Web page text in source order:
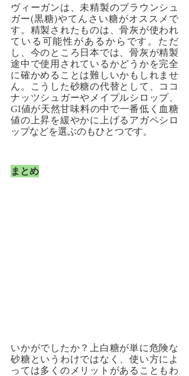
ヴィーガンは、未精製のブラウンシュ
ガー(黒糖)やてんさい糖がオススメで
す。精製されたものは、骨灰が使われ
ている可能性があるからです。ただ
し、今のところ日本では、骨灰が精製
途中で使用されているかどうかを完全
に確かめることは難しいかもしれませ
ん。こうした砂糖の代替として、ココ
ナッツシュガーやメイプルシロップ、
GI値が天然甘味料の中で一番低く血糖
値の上昇を緩やかに上げるアガペシロ
ップなどを選ぶのもひとつです。
まとめ
いかがでしたか？上白糖が単に危険な
砂糖というわけではなく、使い方によ
っては多くのメリットがあることもわ